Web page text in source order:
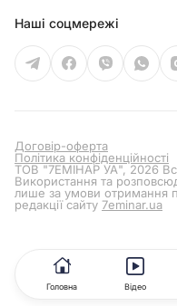
Наші соцмережі
Договір-оферта
Політика конфіденційності
ТОВ "7ЕМІНАР УА", 2026
Використання та
лише за умови отримання
редакції сайту 7eminar.ua
Головна Відео